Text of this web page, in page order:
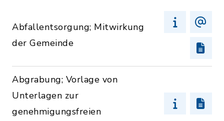
Abfallentsorgung; Mitwirkung
der Gemeinde
Abgrabung; Vorlage von
Unterlagen zur
genehmigungsfreien